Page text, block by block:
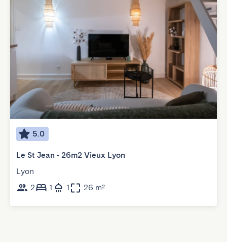
5.0
Le St Jean - 26m2 Vieux Lyon
Lyon
2
1 1 26 m²